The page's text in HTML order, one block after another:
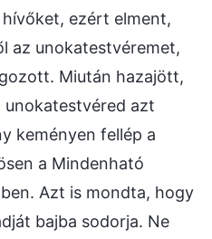
ezért elment,
az unokatestvéremet,
Miután hazajött,
unokatestvéred azt
keményen fellép a
a Mindenható
Azt is mondta, hogy
bajba sodorja. Ne